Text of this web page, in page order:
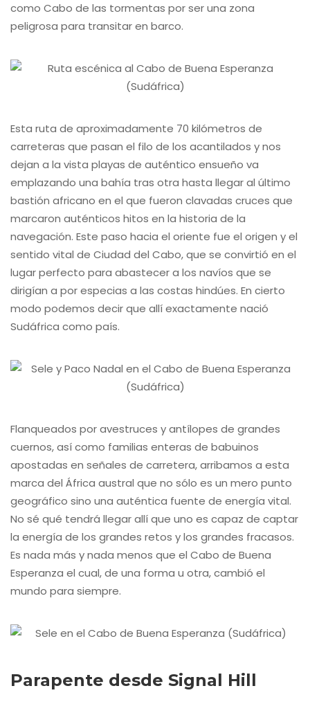
como Cabo de las tormentas por ser una zona
peligrosa para transitar en barco.
Esta ruta de aproximadamente 70 kilómetros de
carreteras que pasan el filo de los acantilados y nos
dejan a la vista playas de auténtico ensueño va
emplazando una bahía tras otra hasta llegar al último
bastión africano en el que fueron clavadas cruces que
marcaron auténticos hitos en la historia de la
navegación. Este paso hacia el oriente fue el origen y el
sentido vital de Ciudad del Cabo, que se convirtió en el
lugar perfecto para abastecer a los navíos que se
dirigían a por especias a las costas hindúes. En cierto
modo podemos decir que allí exactamente nació
Sudáfrica como país.
Flanqueados por avestruces y antílopes de grandes
cuernos, así como familias enteras de babuinos
apostadas en señales de carretera, arribamos a esta
marca del África austral que no sólo es un mero punto
geográfico sino una auténtica fuente de energía vital.
No sé qué tendrá llegar allí que uno es capaz de captar
la energía de los grandes retos y los grandes fracasos.
Es nada más y nada menos que el Cabo de Buena
Esperanza el cual, de una forma u otra, cambió el
mundo para siempre.
Parapente desde Signal Hill